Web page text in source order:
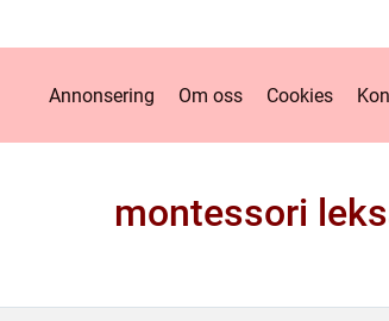
Annonsering Om oss Cookies
montessori